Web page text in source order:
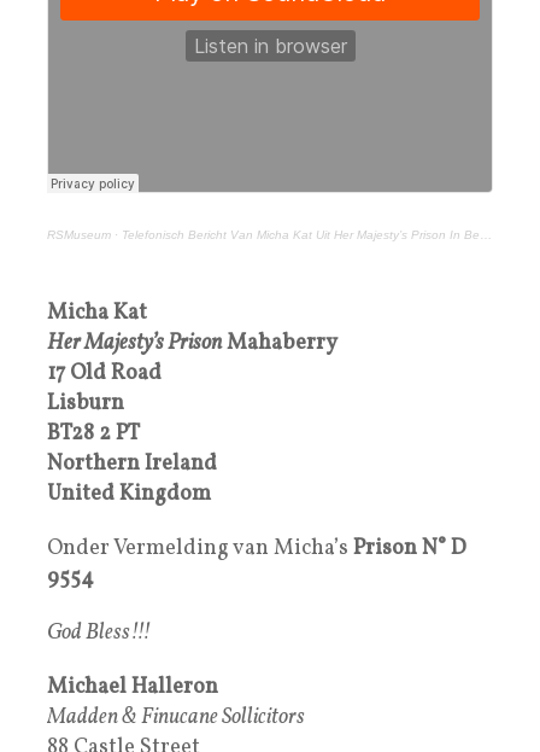
RSMuseum · Telefonisch Bericht Van Micha Kat Uit Her Majesty’s Prison In Belfast (13) 3 Oktober 2021
Micha Kat
Her Majesty’s PrisonMahaberry
17 Old Road
Lisburn
BT28 2 PT
Northern Ireland
United Kingdom
Onder Vermelding van Micha’s Prison N°D
9554
God Bless!!!
Michael Halleron
Madden & Finucane Sollicitors